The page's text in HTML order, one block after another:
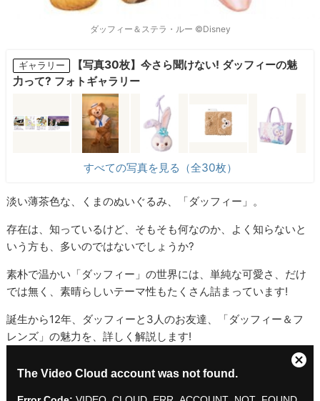
ダッフィー＆ステラ・ルー ©Disney
ギャラリー
【写真30枚】今さら聞けない! ダッフィーの魅
力って? フォトギャラリー
すべての写真を見る（全30枚）
淡い薄茶色な、くまのぬいぐるみ、「ダッフィー」。
存在は、知っているけど、そもそも何なのか、よく知らないと
いう方も、多いのではないでしょうか?
素朴で温かい「ダッフィー」の世界には、単純な可愛さ、だけ
では無く、素晴らしいテーマ性もたくさん詰まっています!
誕生から12年、ダッフィーと3人のお友達、「ダッフィー＆フ
レンズ」の魅力を、詳しく解説します!